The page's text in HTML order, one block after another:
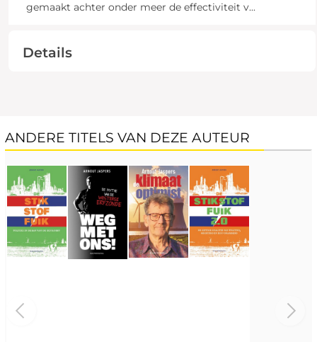
gemaakt achter onder meer de effectiviteit v...
Details
ANDERE TITELS VAN DEZE AUTEUR